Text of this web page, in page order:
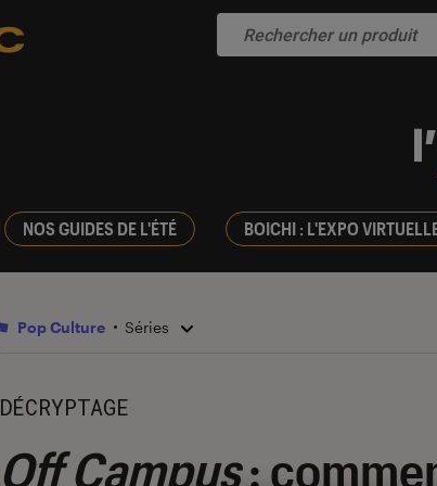
NOS GUIDES DE L'ÉTÉ BOICHI : L'EXPO
Pop Culture Séries
DÉCRYPTAGE
Off Campus: